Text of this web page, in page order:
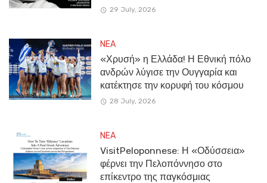
29 July, 2026
NEA
«Χρυσή» η Ελλάδα! Η Εθνική πόλο
ανδρών λύγισε την Ουγγαρία και
κατέκτησε την κορυφή του κόσμου
28 July, 2026
NEA
VisitPeloponnese: Η «Οδύσσεια»
φέρνει την Πελοπόννησο στο
επίκεντρο της παγκόσμιας